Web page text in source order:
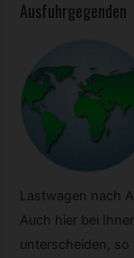
Ausfuhrgegenden
Lastwagen nach
Auch hier bei
unterscheiden,